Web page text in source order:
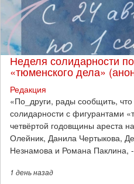
Неделя солидарности
«тюменского дела»
Редакция
​«По_други, рады сообщить,
солидарности с фигурантами
четвёртой годовщины ареста
Олейник, Данила Чертыкова,
Незнамова и Романа Паклина, -
1 деньназад